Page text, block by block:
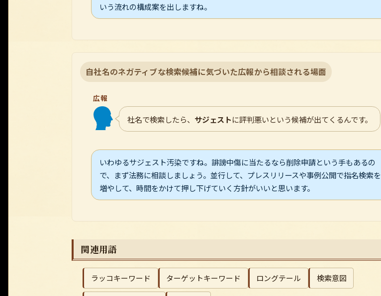
いう流れの構成案を出しますね。
自社名のネガティブな検索候補に気づいた広報から相談される場面
広報
社名で検索したら、 サジェストに評判悪いという候補が出てくるんです。
いわゆるサジェスト汚染ですね。誹謗中傷に当たるなら削除申請という手もあるの
で、まず法務に相談しましょう。並行して、プレスリリースや事例公開で指名検索を
増やして、時間をかけて押し下げていく方針がいいと思います。
関連用語
ラッコキーワード ターゲットキーワード ロングテール 検索意図